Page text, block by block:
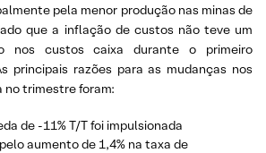
pela menor produção nas minas de
que a inflação de custos não teve um
nos custos caixa durante o primeiro
principais razões para as mudanças nos
no trimestre foram:
de -11% T/T foi impulsionada
aumento de 1,4% na taxa de